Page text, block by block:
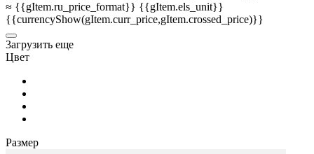
≈ {{gItem.ru_price_format}} {{gItem.els_unit}}
{{currencyShow(gItem.curr_price,gItem.crossed_price)}}
3агрузить еще
Цвет
Размер